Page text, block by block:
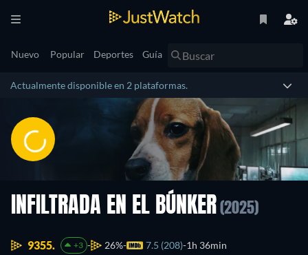
Nuevo Popular Deportes Guía
Actualmente disponible en 2 plataformas.
INFILTRADA EN EL BÚNKER (2025)
9355. +3 26% 7.5 (208) 1h 36min